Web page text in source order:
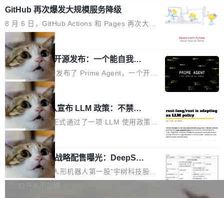
他引用的帖子来自 Mathew Shen，一位 ICLR 2
026 的读者：「看了篇 ...
理由很具体。FA 系列不需要解释，但 FA2 是他
认为最重要的一个——复杂度恰到好处，刚好能
驱动你去学 CuTe，但还没被那些"邪恶的" Hopp
er++ 优化所淹没，足够容易修改和适配。 更关
键的是 FA2 的持久性...
鸿蒙通过统一技术底座和分布式能力，为不同类
型智能设备的开发、连接与互联提供关键支撑，
也为产业链企业探索产品创新与商业增长打开新
的空间。 8月14日，开源鸿蒙智能硬件开发者日
（OHDD：OpenHarmony Hardware Develope
r Day）将在杭州启航。活动面向智能硬件产业
链企业和开发者，邀请行业专家与资深技术顾
问，围绕开源鸿蒙技术能力、设备适配、芯片适
配、功耗与稳定性调优、兼容性测评及统一互联
等内容展开系统讲解和实战交流，帮助企业进一
步了解开源鸿蒙在智能...
GitHub 再次爆发大规模服务降级
8 月 6 日，GitHub Actions 和 Pages 再次大规
模服务降级，Actions 完全不可用超过 5 小时，
webhook 停发，连自托管 runner 也因调度层故
障无法工作。Pages、Copilot code review、C
opilot coding agent 全部受影响。从检测到完全
恢复，大约 12 小时。 这是 2026 年 8 月的第六
起事故，其中四起与 AI/Copilot 服务相关。 Git
Hub 员工 kdaigle 在 HN 讨论中贴出了一组数
据：2025 年全年 10 亿次 commit。现在，每周
2.75 亿次，全年预计 140 亿次。GitHub...
局
Prime Agent 开源发布：一个能自我改
进的编程 Agent，ARC-AGI 3 超越人类
专家基线
Prime Intellect 发布了 Prime Agent，一个开源
的编程 Agent Harness，核心设计围绕两个抽
象：Recursive Language Model（RLM）和 C
ontinual Harness。在 ARC-AGI 3 基准测试
上，Prime Agent + Opus 5 的组合达到了 95.
5% RHAE Best@1，超过了 ARC 报告的人类专
家基线 95.4%。 不是又一个 coding agent 包装
器 Prime Agent 的架构和市面上大多数 coding
agent 有本质区别。大多数 agent harness 的设
计是基于早期模型的能力—...
局
Rust 项目团队宣布 LLM 政策：不禁
止，但你要承认哪些代码不是你写的
Rust 语言项目正式通过了一项 LLM 使用政策，
覆盖 rust-lang/rust 单一仓库的代码贡献。这不
是项目级别的官方立场，目前由五个团队采纳，
但它可能是主流开源项目中关于 AI 辅助贡献最
细致的一份规则。 政策的核心只有一句话：LLM
可以用来分析、提炼、审阅、建议，但不能用来
局
宇树科技 IPO 战略配售曝光：DeepSe
ek 获配 93.3 万股，锁定 36 个月
8月6日晚间，“人形机器人第一股”宇树科技股份
有限公司披露IPO发行价格及战略配售结果，杭
白开水不加糖